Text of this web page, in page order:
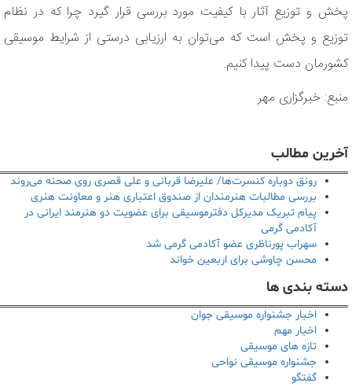
پخش و توزیع آثار با کیفیت مورد بررسی قرار گیرد چرا که در نظام
توزیع و پخش است که می‌توان به ارزیابی درستی از شرایط موسیقی
کشورمان دست پیدا کنیم.
منبع: خبرگزاری مهر
آخرین مطالب
رونق دوباره کنسرت‌ها/ علیرضا قربانی و علی قصری روی صحنه می‌روند
بررسی مطالبات هنرمندان از صندوق اعتباری هنر و معاونت هنری
پیام تبریک مدیرکل دفترموسیقی برای عضویت دو هنرمند ایرانی در
آکادمی گرمی
سهراب پورناظری عضو آکادمی گرمی شد
محسن چاوشی برای اربعین خواند
دسته بندی ها
اخبار جشنواره موسیقی جوان
اخبار مهم
تازه های موسیقی
جشنواره موسیقی نواحی
گفتگو